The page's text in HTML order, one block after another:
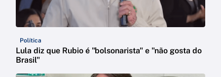
Política
Lula diz que Rubio é "bolsonarista" e "não gosta do
Brasil"